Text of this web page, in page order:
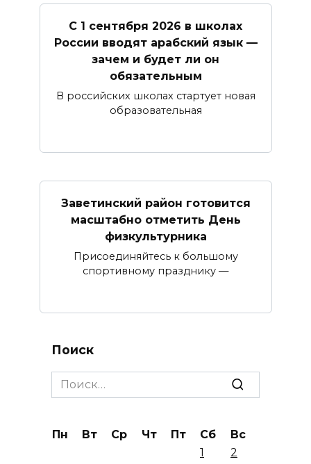
С 1 сентября 2026 в школах
России вводят арабский язык —
зачем и будет ли он
обязательным
В российских школах стартует новая
образовательная
Заветинский район готовится
масштабно отметить День
физкультурника
Присоединяйтесь к большому
спортивному празднику —
Поиск
Search
for:
Пн Вт Ср Чт Пт Сб
Вс
1
2